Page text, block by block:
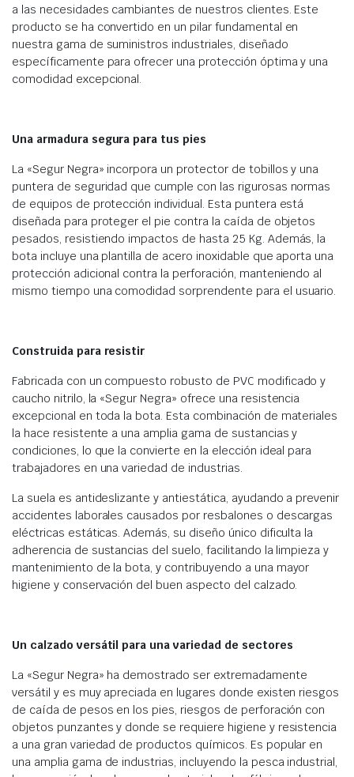
a las necesidades cambiantes de nuestros clientes. Este
producto se ha convertido en un pilar fundamental en
nuestra gama de suministros industriales, diseñado
específicamente para ofrecer una protección óptima y una
comodidad excepcional.
Una armadura segura para tus pies
La «Segur Negra» incorpora un protector de tobillos y una
puntera de seguridad que cumple con las rigurosas normas
de equipos de protección individual. Esta puntera está
diseñada para proteger el pie contra la caída de objetos
pesados, resistiendo impactos de hasta 25 Kg. Además, la
bota incluye una plantilla de acero inoxidable que aporta una
protección adicional contra la perforación, manteniendo al
mismo tiempo una comodidad sorprendente para el usuario.
Construida para resistir
Fabricada con un compuesto robusto de PVC modificado y
caucho nitrilo, la «Segur Negra» ofrece una resistencia
excepcional en toda la bota. Esta combinación de materiales
la hace resistente a una amplia gama de sustancias y
condiciones, lo que la convierte en la elección ideal para
trabajadores en una variedad de industrias.
La suela es antideslizante y antiestática, ayudando a prevenir
accidentes laborales causados por resbalones o descargas
eléctricas estáticas. Además, su diseño único dificulta la
adherencia de sustancias del suelo, facilitando la limpieza y
mantenimiento de la bota, y contribuyendo a una mayor
higiene y conservación del buen aspecto del calzado.
Un calzado versátil para una variedad de sectores
La «Segur Negra» ha demostrado ser extremadamente
versátil y es muy apreciada en lugares donde existen riesgos
de caída de pesos en los pies, riesgos de perforación con
objetos punzantes y donde se requiere higiene y resistencia
a una gran variedad de productos químicos. Es popular en
una amplia gama de industrias, incluyendo la pesca industrial,